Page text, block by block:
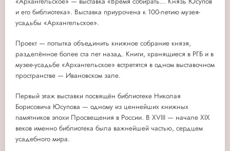
и его библиотека». Выставка приурочена к 100-летию музея-
усадьбы «Архангельское».
Проект — попытка объединить книжное собрание князя,
разделённое более ста лет назад. Книги, хранящиеся в РГБ и в
музее-усадьбе «Архангельское» встретятся в одном выставочном
пространстве — Ивановском зале.
Первый этаж выставки посвящён библиотеке Николая
Борисовича Юсупова — одному из ценнейших книжных
памятников эпохи Просвещения в России. В XVIII — начале XIX
веков именно библиотека была важнейшей частью, сердцем
усадебного мира.